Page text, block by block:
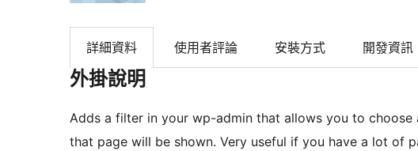
詳細資料 使用者評論 安裝方式 開發資訊
外掛說明
Adds a filter in your wp-admin that allows you to
that page will be shown. Very useful if you have a lot of